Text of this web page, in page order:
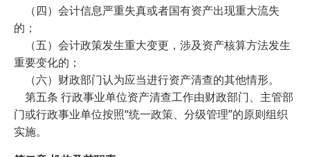
（四）会计信息严重失真或者国有资产出现重大流失
的；
（五）会计政策发生重大变更，涉及资产核算方法发生
重要变化的；
（六）财政部门认为应当进行资产清查的其他情形。
第五条 行政事业单位资产清查工作由财政部门、主管部
门或行政事业单位按照“统一政策、分级管理”的原则组织
实施。